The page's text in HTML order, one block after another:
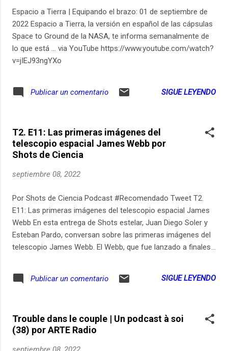
Espacio a Tierra | Equipando el brazo: 01 de septiembre de
2022 Espacio a Tierra, la versión en español de las cápsulas
Space to Ground de la NASA, te informa semanalmente de
lo que está ... via YouTube https://www.youtube.com/watch?
v=jIEJ93ngYXo
Publicar un comentario SIGUE LEYENDO
T2. E11: Las primeras imágenes del
telescopio espacial James Webb por
Shots de Ciencia
septiembre 08, 2022
Por Shots de Ciencia Podcast #Recomendado Tweet T2.
E11: Las primeras imágenes del telescopio espacial James
Webb En esta entrega de Shots estelar, Juan Diego Soler y
Esteban Pardo, conversan sobre las primeras imágenes del
telescopio James Webb. El Webb, que fue lanzado a finales
de estas "fotografías" y del telescopio más avanzado que
nos puede mostrar. Si le gusta lo que hacemos, compartan
nuestro contenido y considere apoyarnos en Patreon:
https://ift.tt/ZKfMeCz
Publicar un comentario SIGUE LEYENDO
Trouble dans le couple | Un podcast à soi
(38) por ARTE Radio